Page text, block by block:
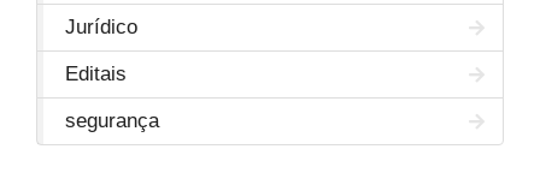
Jurídico
Editais
segurança